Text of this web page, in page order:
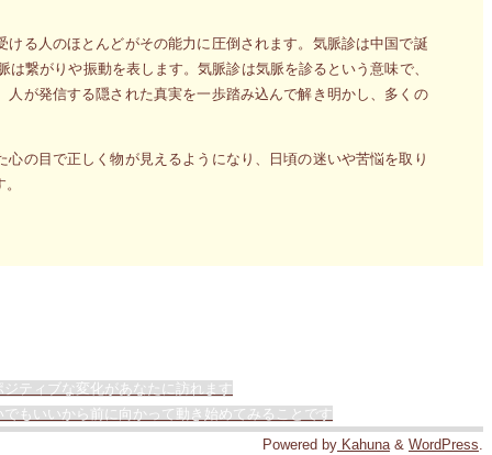
る人のほとんどがその能力に圧倒されます。気脈診は中国で誕
繋がりや振動を表します。気脈診は気脈を診るという意味で、
が発信する隠された真実を一歩踏み込んで解き明かし、多くの
の目で正しく物が見えるようになり、日頃の迷いや苦悩を取り
ティブな変化があなたに訪れます
もいいから前に向かって動き始めてみることです
Powered by Kahuna & WordPress